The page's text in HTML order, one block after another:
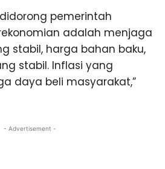
pemerintah
adalah menjaga
stabil, harga bahan baku,
stabil. Inflasi yang
daya beli masyarakat,”
- Advertisement -